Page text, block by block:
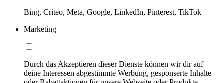
Bing, Criteo, Meta, Google, LinkedIn, Pinterest, TikTok
Marketing
Durch das Akzeptieren dieser Dienste können wir dir auf
deine Interessen abgestimmte Werbung, gesponserte Inhalte